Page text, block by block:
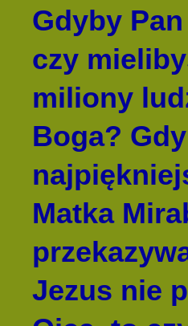
Gdyby
czy
miliony
Boga?
Matka
Jezus nie